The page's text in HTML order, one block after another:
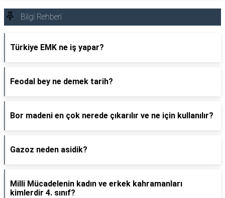
Bilgi Rehberi
Türkiye EMK ne iş yapar?
Feodal bey ne demek tarih?
Bor madeni en çok nerede çıkarılır ve ne için kullanılır?
Gazoz neden asidik?
Milli Mücadelenin kadın ve erkek kahramanları
kimlerdir 4. sınıf?